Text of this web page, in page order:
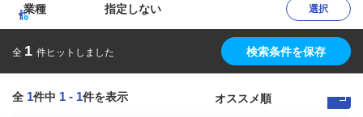
業種 指定しない 選択
全 1 件ヒットしました 検索条件を保存
全 1件中 1 - 1件を表示